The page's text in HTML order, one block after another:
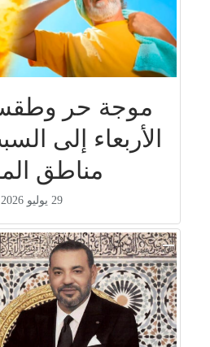
موجة حر
الأربعاء إلى
مناطق
29 يوليو 2026